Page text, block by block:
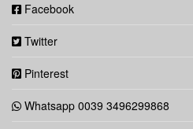
Facebook
Twitter
Pinterest
Whatsapp 0039 3496299868